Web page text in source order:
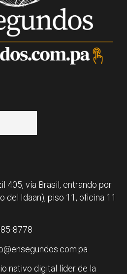
405, vía Brasil, entrando por
del Idaan), piso 11, oficina 11
8778
nativo digital líder de la